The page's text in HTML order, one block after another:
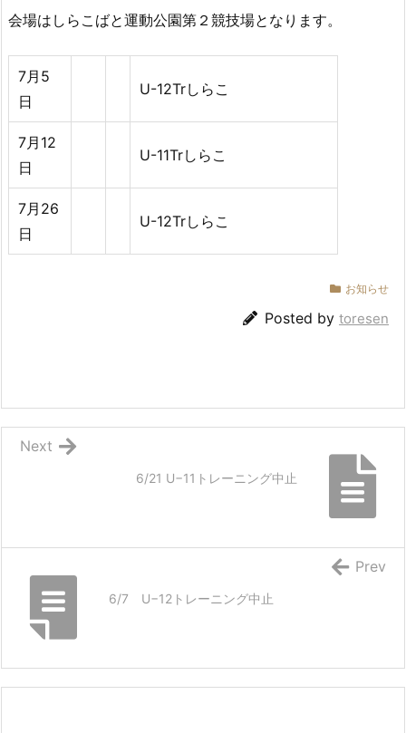
会場はしらこばと運動公園第２競技場となります。
7月5
日
U-12Trしらこ
7月12
日
U-11Trしらこ
7月26
日
U-12Trしらこ
お知らせ
Posted by toresen
6/21 U−11トレーニング中止
Next
6/7 U−12トレーニング中止
Prev